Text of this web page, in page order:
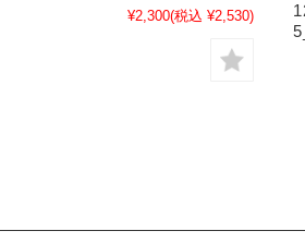
¥2,300(税込 ¥2,530)